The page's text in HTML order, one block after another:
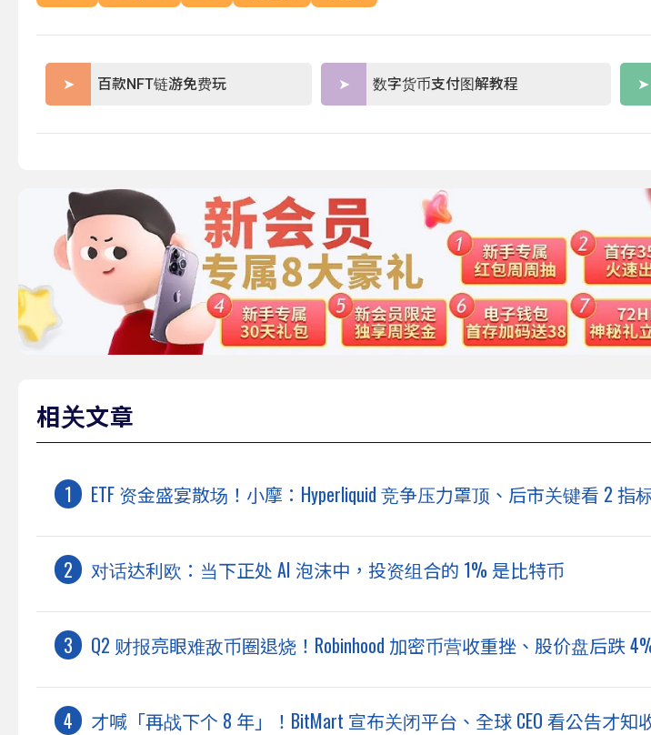
百款NFT链游免费玩 数字货币支付图解教程
相关文章
ETF 资金盛宴散场！小摩：Hyperliquid 竞争压力罩顶、后市关键看 2 指
对话达利欧：当下正处 AI 泡沫中，投资组合的 1% 是比特币
Q2 财报亮眼难敌币圈退烧！Robinhood 加密币营收重挫、股价盘后跌
才喊「再战下个 8 年」！BitMart 宣布关闭平台、全球 CEO 看公告才知